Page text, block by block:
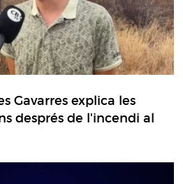
Gavarres explica les
després de l'incendi al